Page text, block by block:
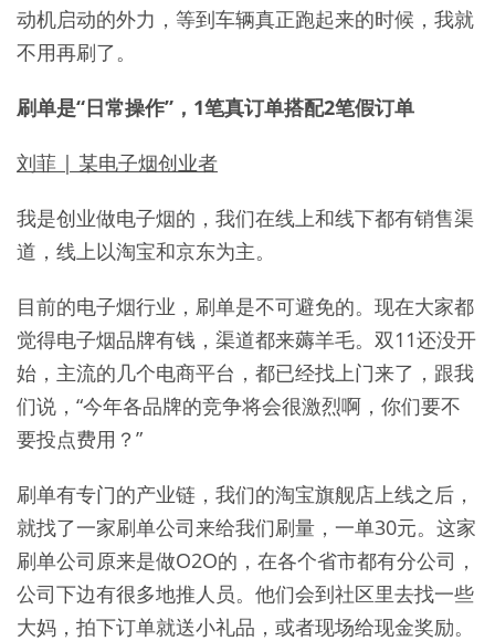
动机启动的外力，等到车辆真正跑起来的时候，我就
不用再刷了。
刷单是“日常操作”，1笔真订单搭配2笔假订单
刘菲 | 某电子烟创业者
我是创业做电子烟的，我们在线上和线下都有销售渠
道，线上以淘宝和京东为主。
目前的电子烟行业，刷单是不可避免的。现在大家都
觉得电子烟品牌有钱，渠道都来薅羊毛。双11还没开
始，主流的几个电商平台，都已经找上门来了，跟我
们说，“今年各品牌的竞争将会很激烈啊，你们要不
要投点费用？”
刷单有专门的产业链，我们的淘宝旗舰店上线之后，
就找了一家刷单公司来给我们刷量，一单30元。这家
刷单公司原来是做O2O的，在各个省市都有分公司，
公司下边有很多地推人员。他们会到社区里去找一些
大妈，拍下订单就送小礼品，或者现场给现金奖励。